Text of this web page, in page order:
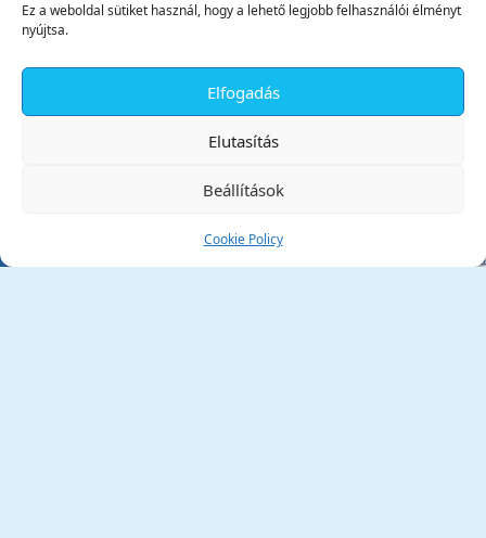
Ez a weboldal sütiket használ, hogy a lehető legjobb felhasználói élményt
nyújtsa.
Elfogadás
Elutasítás
Beállítások
Cookie Policy
Tata Város Önkormányzata
✕